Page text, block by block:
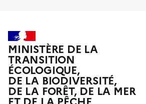
MINISTÈRE DE LA
TRANSITION
ÉCOLOGIQUE,
DE LA BIODIVERSITÉ,
DE LA FORÊT, DE LA MER